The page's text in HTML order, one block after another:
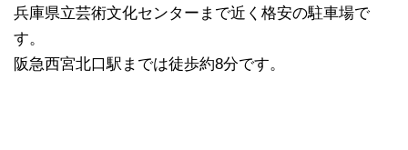
兵庫県立芸術文化センターまで近く格安の駐車場で
す。
阪急西宮北口駅までは徒歩約8分です。